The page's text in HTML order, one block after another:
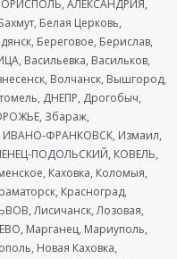
БОРИСПОЛЬ, АЛЕКСАНДРИЯ,
Белая Церковь,
Береговое, Берислав,
Васильевка, Васильков,
Волчанск, Вышгород,
ДНЕПР, Дрогобыч,
Збараж,
ИВАНО-ФРАНКОВСК, Измаил,
ПОДОЛЬСКИЙ, КОВЕЛЬ,
Каховка, Коломыя,
Красноград,
Лисичанск, Лозовая,
Марганец, Мариуполь,
Новая Каховка,